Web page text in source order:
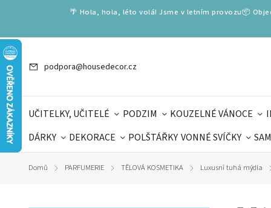
🌴 Hola, hola, léto volá! Jsme v letním provozu📦
podpora@housedecor.cz
UČITELKY, UČITELÉ PODZIM KOUZELNÉ VÁNOCE
DÁRKY
DEKORACE POLŠTÁŘKY VONNÉ SVÍČKY
DÁRKOVÉ VOUCHERY
Domů / PARFUMERIE / TĚLOVÁ KOSMETIKA / Luxusní tuhá mýdla /